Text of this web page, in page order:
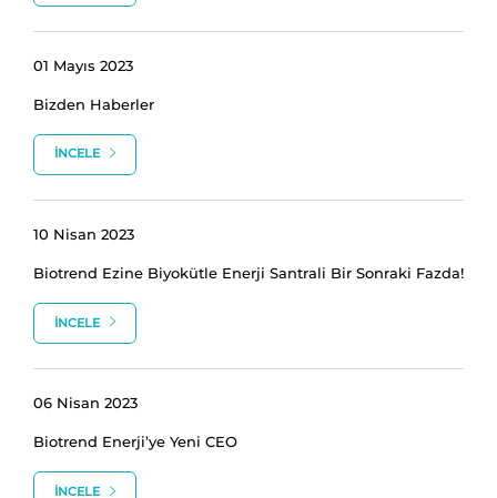
01 Mayıs 2023
Bizden Haberler
İNCELE
10 Nisan 2023
Biotrend Ezine Biyokütle Enerji Santrali Bir Sonraki Fazda!
İNCELE
06 Nisan 2023
Biotrend Enerji’ye Yeni CEO
İNCELE